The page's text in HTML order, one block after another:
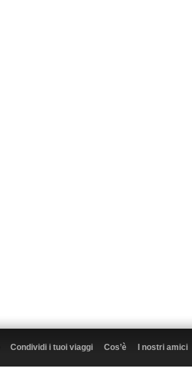
Condividi i tuoi viaggi Cos’è I nostri amici